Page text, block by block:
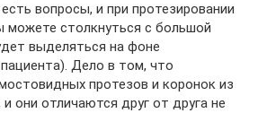
вопросы, и при протезировании
можете столкнуться с большой
выделяться на фоне
Дело в том, что
протезов и коронок из
они отличаются друг от друга не